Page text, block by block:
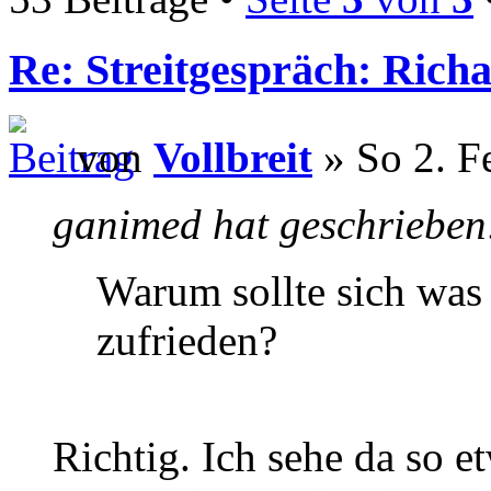
Re: Streitgespräch:
von Vollbreit » So 2.
ganimed hat
Warum sollte sich
zufrieden?
Richtig. Ich sehe da so